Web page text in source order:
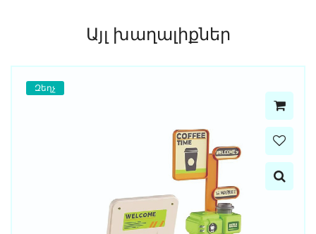
Այլ խաղալիքներ
Զեղչ